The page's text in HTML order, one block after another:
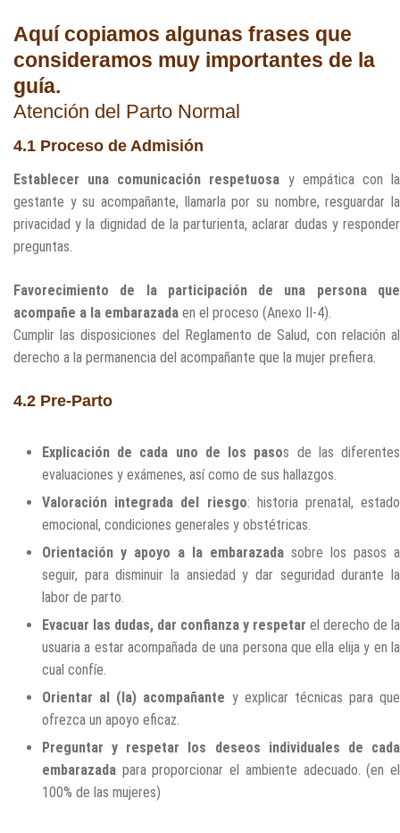
Aquí copiamos algunas frases que
consideramos muy importantes de la
guía.
Atención del Parto Normal
4.1 Proceso de Admisión
Establecer una comunicación respetuosa y empática con la
gestante y su acompañante, llamarla por su nombre, resguardar la
privacidad y la dignidad de la parturienta, aclarar dudas y responder
preguntas.
Favorecimiento de la participación de una persona que
acompañe a la embarazada en el proceso (Anexo II-4).
Cumplir las disposiciones del Reglamento de Salud, con relación al
derecho a la permanencia del acompañante que la mujer prefiera.
4.2 Pre-Parto
Explicación de cada uno de los pasos de las diferentes
evaluaciones y exámenes, así como de sus hallazgos.
Valoración integrada del riesgo: historia prenatal, estado
emocional, condiciones generales y obstétricas.
Orientación y apoyo a la embarazada sobre los pasos a
seguir, para disminuir la ansiedad y dar seguridad durante la
labor de parto.
Evacuar las dudas, dar confianza y respetar el derecho de la
usuaria a estar acompañada de una persona que ella elija y en la
cual confíe.
Orientar al (la) acompañante y explicar técnicas para que
ofrezca un apoyo eficaz.
Preguntar y respetar los deseos individuales de cada
embarazada para proporcionar el ambiente adecuado. (en el
100% de las mujeres)